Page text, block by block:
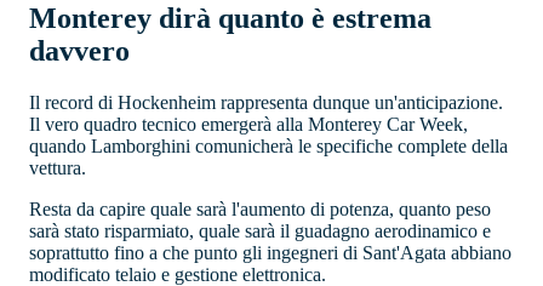
Monterey dirà quanto è estrema
davvero
Il record di Hockenheim rappresenta dunque un'anticipazione.
Il vero quadro tecnico emergerà alla Monterey Car Week,
quando Lamborghini comunicherà le specifiche complete della
vettura.
Resta da capire quale sarà l'aumento di potenza, quanto peso
sarà stato risparmiato, quale sarà il guadagno aerodinamico e
soprattutto fino a che punto gli ingegneri di Sant'Agata abbiano
modificato telaio e gestione elettronica.